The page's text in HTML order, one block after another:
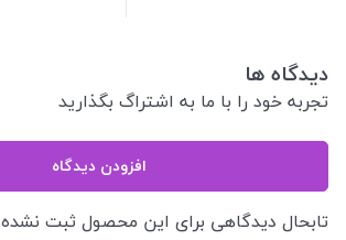
دیدگاه ها
تجربه خود را با ما به اشتراگ بگذارید
افزودن دیدگاه
تابحال دیدگاهی برای این محصول ثبت نشده